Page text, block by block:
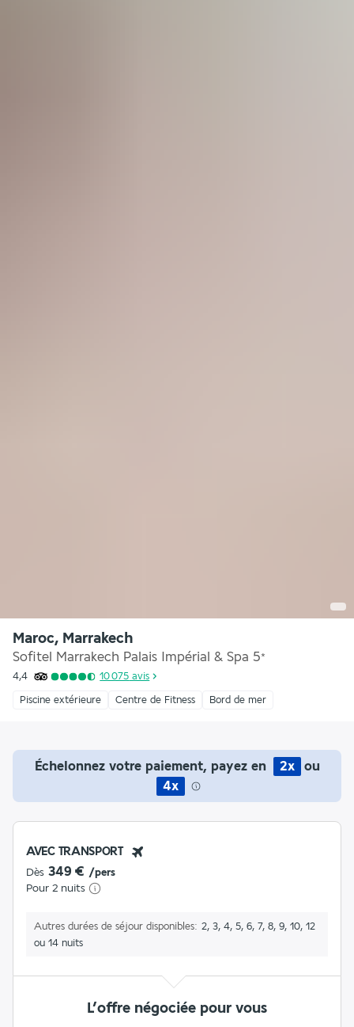
Maroc, Marrakech
Sofitel Marrakech Palais Impérial & Spa 5*
4,4 10 075 avis
Piscine extérieure Centre de Fitness Bord de mer
Échelonnez votre paiement, payez en 2x
ou
4x
AVEC TRANSPORT
Dès 349 € /pers
Pour 2 nuits
Autres durées de séjour disponibles
2, 3, 4, 5, 6, 7, 8, 9, 10, 12
ou 14 nuits
L’offre négociée pour vous